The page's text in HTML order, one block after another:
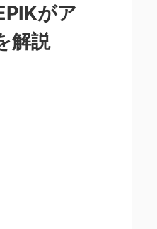
がア
解説